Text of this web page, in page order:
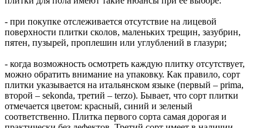
- при покупке отслеживается отсутствие на лицевой
поверхности плитки сколов, маленьких трещин, зазубрин,
пятен, пузырей, проплешин или углублений в глазури;
- когда возможность осмотреть каждую плитку отсутствует,
можно обратить внимание на упаковку. Как правило, сорт
плитки указывается на итальянском языке (первый – prima,
второй – sekonda, третий – terzo). Бывает, что сорт плитки
отмечается цветом: красный, синий и зеленый
соответственно. Плитка первого сорта самая дорогая и